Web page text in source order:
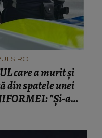
care a murit și
din spatele unei
"Și-a